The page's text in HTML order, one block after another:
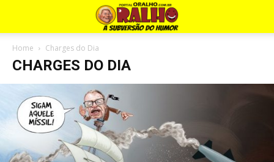
Home Charges do Dia
CHARGES DO DIA